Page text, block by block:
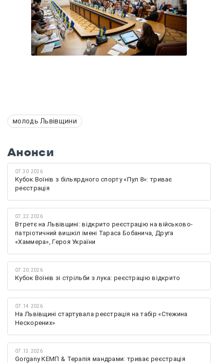
молодь Львівщини
Анонси
07.30.2026
Кубок Воїнів з більярдного спорту «Пул 8»: триває
реєстрація
07.22.2026
Втретє на Львівщині: відкрито реєстрацію на військово-
патріотичний вишкіл імені Тараса Бобанича, Друга
«Хаммера», Героя України
07.20.2026
Кубок Воїнів зі стрільби з лука: реєстрацію відкрито
07.14.2026
На Львівщині стартувала реєстрація на табір «Стежина
Нескорених»
07.13.2026
Gorgany КЕМП & Терапія мандрами: триває реєстрація